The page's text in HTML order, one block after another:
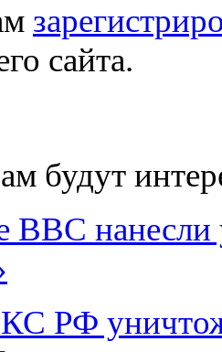
сайта.
будут
ВВС нанесли
РФ